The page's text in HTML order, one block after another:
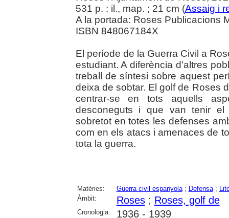
531 p. : il., map. ; 21 cm (Assaig i
A la portada: Roses Publicacions
ISBN 848067184X
El període de la Guerra Civil a
estudiant. A diferència d'altres
treball de síntesi sobre aquest
deixa de sobtar. El golf de Roses
centrar-se en tots aquells
desconeguts i que van tenir
sobretot en totes les defenses
com en els atacs i amenaces de
tota la guerra.
Matèries: Guerra civil espanyola; Defensa;
Àmbit:
Roses; Roses, golf de
Cronologia: 1936 - 1939